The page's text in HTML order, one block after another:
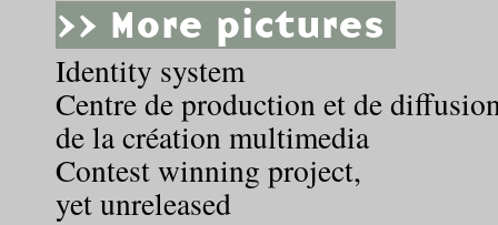
>> More pictures
Identity system
Centre de production et de
de la création multimedia
Contest winning project,
yet unreleased